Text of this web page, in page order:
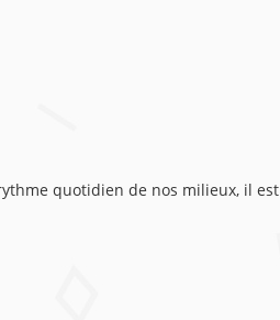
quotidien de nos milieux, il est